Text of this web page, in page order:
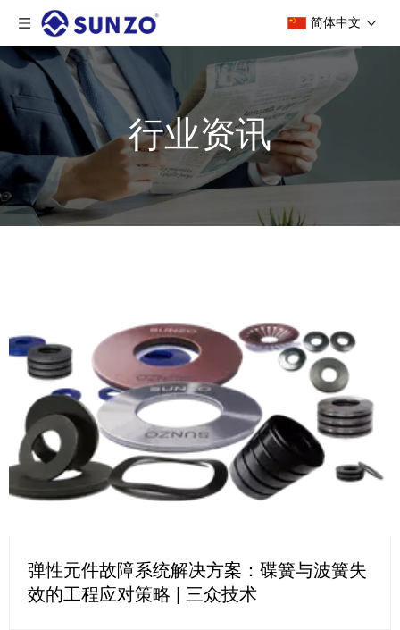
简体中文
行业资讯
弹性元件故障系统解决方案：碟簧与波簧失
效的工程应对策略 | 三众技术